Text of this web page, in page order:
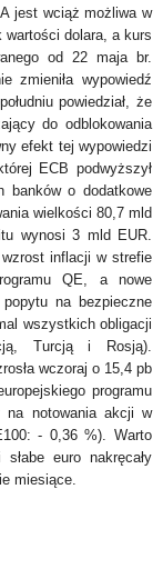
jest wciąż możliwa w
wartości dolara, a kurs
od 22 maja br.
zmieniła wypowiedź
powiedział, że
do odblokowania
efekt tej wypowiedzi
ECB podwyższył
banków o dodatkowe
wielkości 80,7 mld
wynosi 3 mld EUR.
inflacji w strefie
QE, a nowe
na bezpieczne
wszystkich obligacji
Turcją i Rosją).
wczoraj o 15,4 pb
programu
na notowania akcji w
- 0,36 %). Warto
euro nakręcały
miesiące.